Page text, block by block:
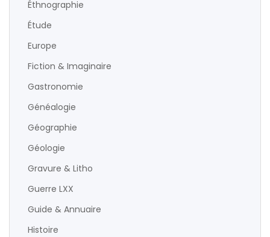
Éthnographie
Étude
Europe
Fiction & Imaginaire
Gastronomie
Généalogie
Géographie
Géologie
Gravure & Litho
Guerre LXX
Guide & Annuaire
Histoire